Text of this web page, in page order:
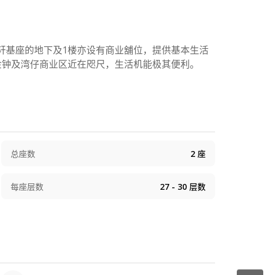
座的地下及1楼亦设有商业舖位，提供基本生活
及湾仔商业区近在咫尺，生活机能极其便利。
总座数 2 座
每座层数 27 - 30 层数